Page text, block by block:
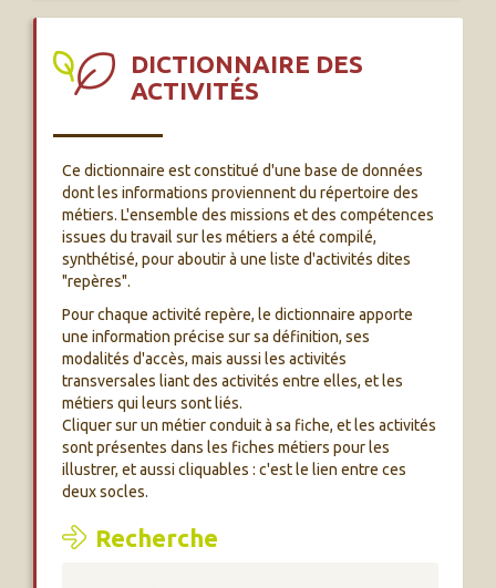
DICTIONNAIRE DES
ACTIVITÉS
Ce dictionnaire est constitué d'une base de données
dont les informations proviennent du répertoire des
métiers. L'ensemble des missions et des compétences
issues du travail sur les métiers a été compilé,
synthétisé, pour aboutir à une liste d'activités dites
"repères".
Pour chaque activité repère, le dictionnaire apporte
une information précise sur sa définition, ses
modalités d'accès, mais aussi les activités
transversales liant des activités entre elles, et les
métiers qui leurs sont liés.
Cliquer sur un métier conduit à sa fiche, et les activités
sont présentes dans les fiches métiers pour les
illustrer, et aussi cliquables : c'est le lien entre ces
deux socles.
Recherche